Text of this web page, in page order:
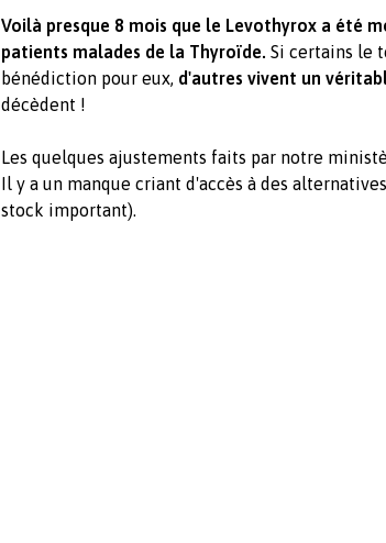
Voilà presque 8 mois que le Levothyrox a été
patients malades de la Thyroïde. Si certains le
bénédiction pour eux, d'autres vivent un
décèdent !
Les quelques ajustements faits par notre
Il y a un manque criant d'accès à des
stock important).